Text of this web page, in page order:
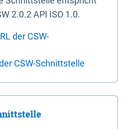
2.0.2 API ISO 1.0.
der CSW-
CSW-Schnittstelle